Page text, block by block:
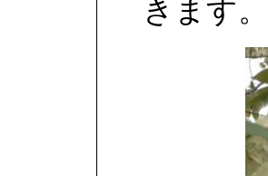
きます。